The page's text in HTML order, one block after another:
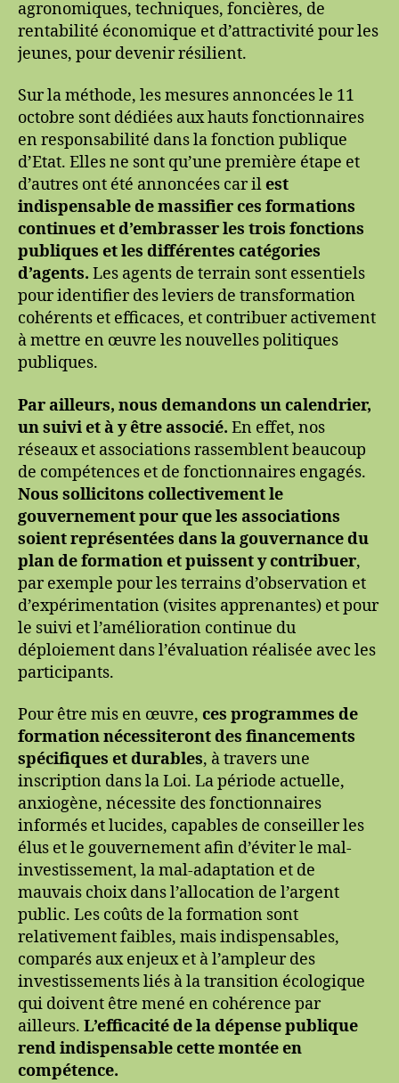
agronomiques, techniques, foncières, de
rentabilité économique et d’attractivité pour les
jeunes, pour devenir résilient.
Sur la méthode, les mesures annoncées le 11
octobre sont dédiées aux hauts fonctionnaires
en responsabilité dans la fonction publique
d’Etat. Elles ne sont qu’une première étape et
d’autres ont été annoncées car ilest
indispensable de massifier ces formations
continues et d’embrasser les trois fonctions
publiques et les différentes catégories
d’agents. Les agents de terrain sont essentiels
pour identifier des leviers de transformation
cohérents et efficaces, et contribuer activement
à mettre en œuvre les nouvelles politiques
publiques.
Par ailleurs, nous demandons un calendrier,
un suivi et à y être associé. En effet, nos
réseaux et associations rassemblent beaucoup
de compétences et de fonctionnaires engagés.
Nous sollicitons collectivement le
gouvernement pour que les associations
soient représentées dans la gouvernance du
plan de formation et puissent y contribuer,
par exemple pour les terrains d’observation et
d’expérimentation (visites apprenantes) et pour
le suivi et l’amélioration continue du
déploiement dans l’évaluation réalisée avec les
participants.
Pour être mis en œuvre, ces programmes de
formation nécessiteront des financements
spécifiques et durables, à travers une
inscription dans la Loi. La période actuelle,
anxiogène, nécessite des fonctionnaires
informés et lucides, capables de conseiller les
élus et le gouvernement afin d’éviter le mal-
investissement, la mal-adaptation et de
mauvais choix dans l’allocation de l’argent
public. Les coûts de la formation sont
relativement faibles, mais indispensables,
comparés aux enjeux et à l’ampleur des
investissements liés à la transition écologique
qui doivent être mené en cohérence par
ailleurs. L’efficacité de la dépense publique
rend indispensable cette montée en
compétence.